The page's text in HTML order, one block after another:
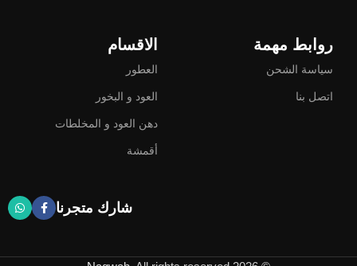
روابط مهمة
سياسة الشحن
اتصل بنا
الاقسام
العطور
العود و البخور
دهن العود و المخلطات
أقمشة
شارك متجرنا